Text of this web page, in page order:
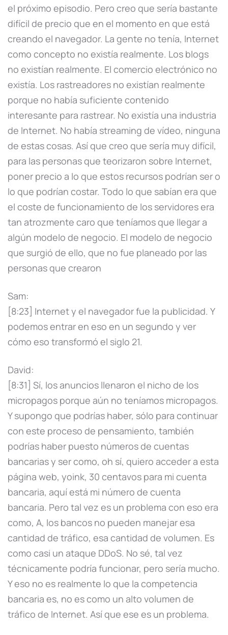
el próximo episodio. Pero creo que sería bastante
difícil de precio que en el momento en que está
creando el navegador. La gente no tenía, Internet
como concepto no existía realmente. Los blogs
no existían realmente. El comercio electrónico no
existía. Los rastreadores no existían realmente
porque no había suficiente contenido
interesante para rastrear. No existía una industria
de Internet. No había streaming de vídeo, ninguna
de estas cosas. Así que creo que sería muy difícil,
para las personas que teorizaron sobre Internet,
poner precio a lo que estos recursos podrían ser o
lo que podrían costar. Todo lo que sabían era que
el coste de funcionamiento de los servidores era
tan atrozmente caro que teníamos que llegar a
algún modelo de negocio. El modelo de negocio
que surgió de ello, que no fue planeado por las
personas que crearon
Sam:
[8:23] Internet y el navegador fue la publicidad. Y
podemos entrar en eso en un segundo y ver
cómo eso transformó el siglo 21.
David:
[8:31] Sí, los anuncios llenaron el nicho de los
micropagos porque aún no teníamos micropagos.
Y supongo que podrías haber, sólo para continuar
con este proceso de pensamiento, también
podrías haber puesto números de cuentas
bancarias y ser como, oh sí, quiero acceder a esta
página web, yoink, 30 centavos para mi cuenta
bancaria, aquí está mi número de cuenta
bancaria. Pero tal vez es un problema con eso era
como, A, los bancos no pueden manejar esa
cantidad de tráfico, esa cantidad de volumen. Es
como casi un ataque DDoS. No sé, tal vez
técnicamente podría funcionar, pero sería mucho.
Y eso no es realmente lo que la competencia
bancaria es, no es como un alto volumen de
tráfico de Internet. Así que ese es un problema.